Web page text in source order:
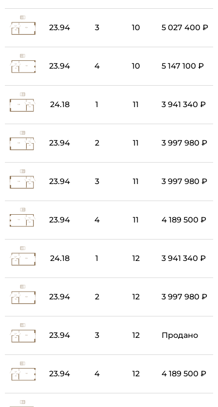
23.94 3 10 5 027 400 ₽
23.94 4 10 5 147 100 ₽
24.18 1 11 3 941 340 ₽
23.94 2 11 3 997 980 ₽
23.94 3 11 3 997 980 ₽
23.94 4 11 4 189 500 ₽
24.18 1 12 3 941 340 ₽
23.94 2 12 3 997 980 ₽
23.94 3 12 Продано
23.94 4 12 4 189 500 ₽